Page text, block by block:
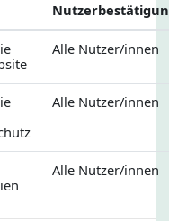
Alle Nutzer/innen
Alle Nutzer/innen
Alle Nutzer/innen